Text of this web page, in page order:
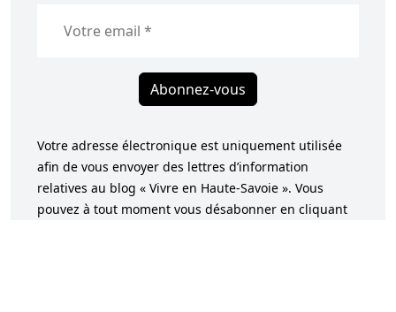
Abonnez-vous
Votre adresse électronique est uniquement utilisée
afin de vous envoyer des lettres d’information
relatives au blog « Vivre en Haute-Savoie ». Vous
pouvez à tout moment vous désabonner en cliquant